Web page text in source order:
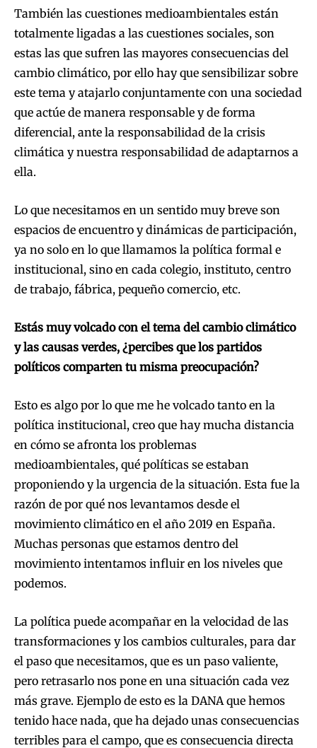
También las cuestiones medioambientales están
totalmente ligadas a las cuestiones sociales, son
estas las que sufren las mayores consecuencias del
cambio climático, por ello hay que sensibilizar sobre
este tema y atajarlo conjuntamente con una sociedad
que actúe de manera responsable y de forma
diferencial, ante la responsabilidad de la crisis
climática y nuestra responsabilidad de adaptarnos a
ella.
Lo que necesitamos en un sentido muy breve son
espacios de encuentro y dinámicas de participación,
ya no solo en lo que llamamos la política formal e
institucional, sino en cada colegio, instituto, centro
de trabajo, fábrica, pequeño comercio, etc.
Estás muy volcado con el tema del cambio climático
y las causas verdes, ¿percibes que los partidos
políticos comparten tu misma preocupación?
Esto es algo por lo que me he volcado tanto en la
política institucional, creo que hay mucha distancia
en cómo se afronta los problemas
medioambientales, qué políticas se estaban
proponiendo y la urgencia de la situación. Esta fue la
razón de por qué nos levantamos desde el
movimiento climático en el año 2019 en España.
Muchas personas que estamos dentro del
movimiento intentamos influir en los niveles que
podemos.
La política puede acompañar en la velocidad de las
transformaciones y los cambios culturales, para dar
el paso que necesitamos, que es un paso valiente,
pero retrasarlo nos pone en una situación cada vez
más grave. Ejemplo de esto es la DANA que hemos
tenido hace nada, que ha dejado unas consecuencias
terribles para el campo, que es consecuencia directa